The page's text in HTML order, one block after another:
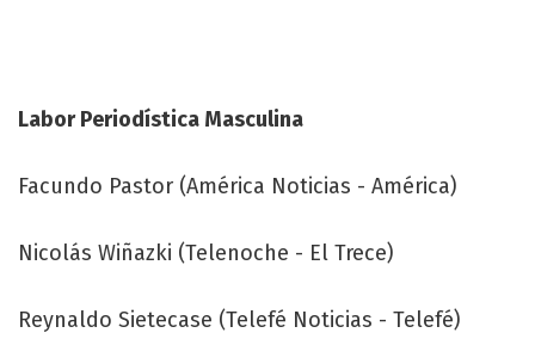
Labor Periodística Masculina
Facundo Pastor (América Noticias - América)
Nicolás Wiñazki (Telenoche - El Trece)
Reynaldo Sietecase (Telefé Noticias - Telefé)